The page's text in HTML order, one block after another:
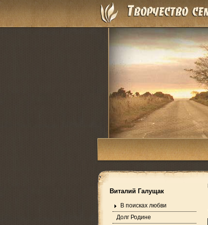
Виталий Галущак
В поисках любви
Долг Родине